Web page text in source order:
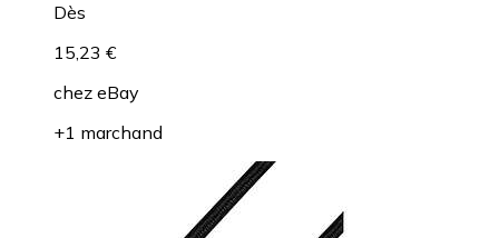
Dès
15,23 €
chez eBay
+1 marchand